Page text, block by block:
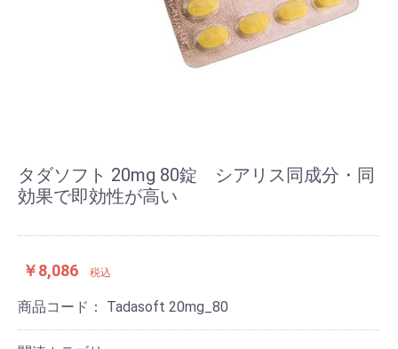
タダソフト 20mg 80錠 シアリス同成分・同
効果で即効性が高い
￥8,086 税込
商品コード： Tadasoft 20mg_80